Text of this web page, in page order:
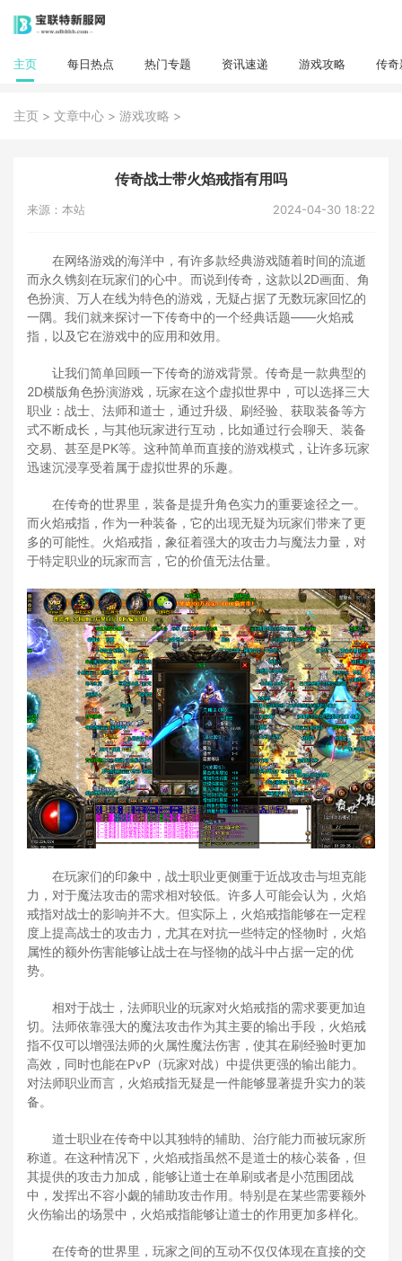
主页 每日热点 热门专题 资讯速递 游戏攻略 传奇
主页 > 文章中心 > 游戏攻略 >
传奇战士带火焰戒指有用吗
来源：本站 2024-04-30 18:22
在网络游戏的海洋中，有许多款经典游戏随着时间的流逝
而永久镌刻在玩家们的心中。而说到传奇，这款以2D画面、角
色扮演、万人在线为特色的游戏，无疑占据了无数玩家回忆的
一隅。我们就来探讨一下传奇中的一个经典话题——火焰戒
指，以及它在游戏中的应用和效用。
让我们简单回顾一下传奇的游戏背景。传奇是一款典型的
2D横版角色扮演游戏，玩家在这个虚拟世界中，可以选择三大
职业：战士、法师和道士，通过升级、刷经验、获取装备等方
式不断成长，与其他玩家进行互动，比如通过行会聊天、装备
交易、甚至是PK等。这种简单而直接的游戏模式，让许多玩家
迅速沉浸享受着属于虚拟世界的乐趣。
在传奇的世界里，装备是提升角色实力的重要途径之一。
而火焰戒指，作为一种装备，它的出现无疑为玩家们带来了更
多的可能性。火焰戒指，象征着强大的攻击力与魔法力量，对
于特定职业的玩家而言，它的价值无法估量。
在玩家们的印象中，战士职业更侧重于近战攻击与坦克能
力，对于魔法攻击的需求相对较低。许多人可能会认为，火焰
戒指对战士的影响并不大。但实际上，火焰戒指能够在一定程
度上提高战士的攻击力，尤其在对抗一些特定的怪物时，火焰
属性的额外伤害能够让战士在与怪物的战斗中占据一定的优
势。
相对于战士，法师职业的玩家对火焰戒指的需求要更加迫
切。法师依靠强大的魔法攻击作为其主要的输出手段，火焰戒
指不仅可以增强法师的火属性魔法伤害，使其在刷经验时更加
高效，同时也能在PvP（玩家对战）中提供更强的输出能力。
对法师职业而言，火焰戒指无疑是一件能够显著提升实力的装
备。
道士职业在传奇中以其独特的辅助、治疗能力而被玩家所
称道。在这种情况下，火焰戒指虽然不是道士的核心装备，但
其提供的攻击力加成，能够让道士在单刷或者是小范围团战
中，发挥出不容小觑的辅助攻击作用。特别是在某些需要额外
火伤输出的场景中，火焰戒指能够让道士的作用更加多样化。
在传奇的世界里，玩家之间的互动不仅仅体现在直接的交